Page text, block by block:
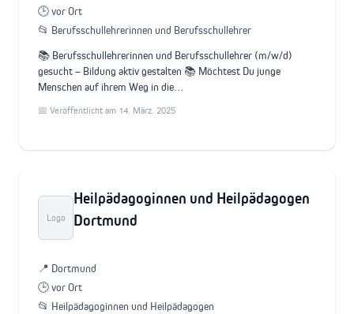
🕒 vor Ort
📂 Berufsschullehrerinnen und Berufsschullehrer
📚 Berufsschullehrerinnen und Berufsschullehrer (m/w/d)
gesucht – Bildung aktiv gestalten 📚 Möchtest Du junge
Menschen auf ihrem Weg in die…
📅 Veröffentlicht am 14. März. 2025
Logo
Heilpädagoginnen und Heilpädagogen
Dortmund
📍 Dortmund
🕒 vor Ort
📂 Heilpädagoginnen und Heilpädagogen